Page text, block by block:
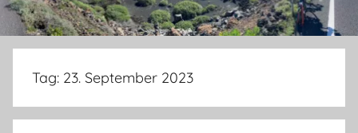
Tag: 23. September 2023